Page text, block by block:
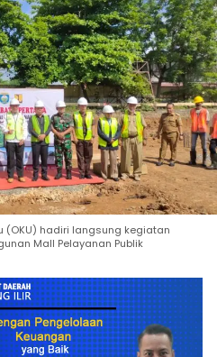
(OKU) hadiri langsung kegiatan
Mall Pelayanan Publik